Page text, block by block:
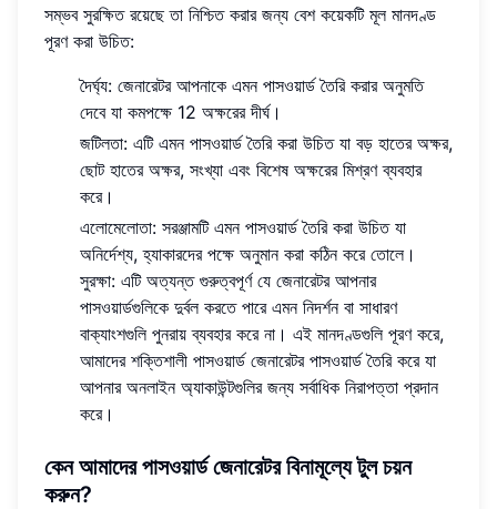
সম্ভব সুরক্ষিত রয়েছে তা নিশ্চিত করার জন্য বেশ কয়েকটি মূল মানদণ্ড
পূরণ করা উচিত:
দৈর্ঘ্য: জেনারেটর আপনাকে এমন পাসওয়ার্ড তৈরি করার অনুমতি
দেবে যা কমপক্ষে 12 অক্ষরের দীর্ঘ।
জটিলতা: এটি এমন পাসওয়ার্ড তৈরি করা উচিত যা বড় হাতের অক্ষর,
ছোট হাতের অক্ষর, সংখ্যা এবং বিশেষ অক্ষরের মিশ্রণ ব্যবহার
করে।
এলোমেলোতা: সরঞ্জামটি এমন পাসওয়ার্ড তৈরি করা উচিত যা
অনির্দেশ্য, হ্যাকারদের পক্ষে অনুমান করা কঠিন করে তোলে।
সুরক্ষা: এটি অত্যন্ত গুরুত্বপূর্ণ যে জেনারেটর আপনার
পাসওয়ার্ডগুলিকে দুর্বল করতে পারে এমন নিদর্শন বা সাধারণ
বাক্যাংশগুলি পুনরায় ব্যবহার করে না। এই মানদণ্ডগুলি পূরণ করে,
আমাদের শক্তিশালী পাসওয়ার্ড জেনারেটর পাসওয়ার্ড তৈরি করে যা
আপনার অনলাইন অ্যাকাউন্টগুলির জন্য সর্বাধিক নিরাপত্তা প্রদান
করে।
কেন আমাদের পাসওয়ার্ড জেনারেটর বিনামূল্যে টুল চয়ন
করুন?